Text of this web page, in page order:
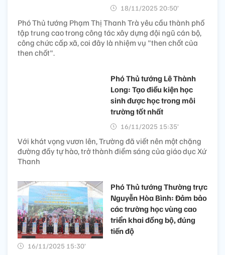
18/11/2025 20:50’
Phó Thủ tướng Phạm Thị Thanh Trà yêu cầu thành phố
tập trung cao trong công tác xây dựng đội ngũ cán bộ,
công chức cấp xã, coi đây là nhiệm vụ "then chốt của
then chốt".
Phó Thủ tướng Lê Thành
Long: Tạo điều kiện học
sinh được học trong môi
trường tốt nhất
16/11/2025 15:35’
Với khát vọng vươn lên, Trường đã viết nên một chặng
đường đầy tự hào, trở thành điểm sáng của giáo dục Xứ
Thanh
Phó Thủ tướng Thường trực
Nguyễn Hòa Bình: Đảm bảo
các trường học vùng cao
triển khai đồng bộ, đúng
tiến độ
16/11/2025 15:30’